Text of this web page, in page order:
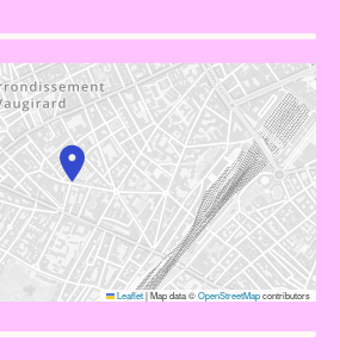
Leaflet|Map data ©OpenStreetMapcontributors